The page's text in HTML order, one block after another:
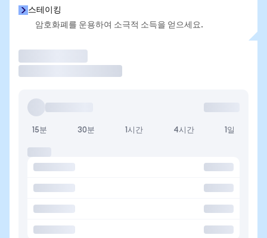
스테이킹
암호화폐를 운용하여 소극적 소득을 얻으세요.
15분 30분 1시간 4시간 1일